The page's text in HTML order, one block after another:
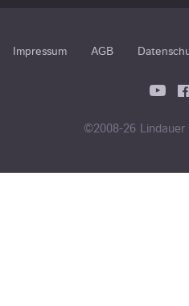
Impressum AGB
©2008-26